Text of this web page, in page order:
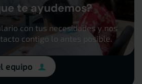
te ayudemos?
con tus necesidades y nos
contigo lo antes posible.
equipo